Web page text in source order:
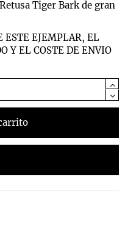
Tiger Bark de gran
ESTE EJEMPLAR, EL
Y EL COSTE DE ENVIO